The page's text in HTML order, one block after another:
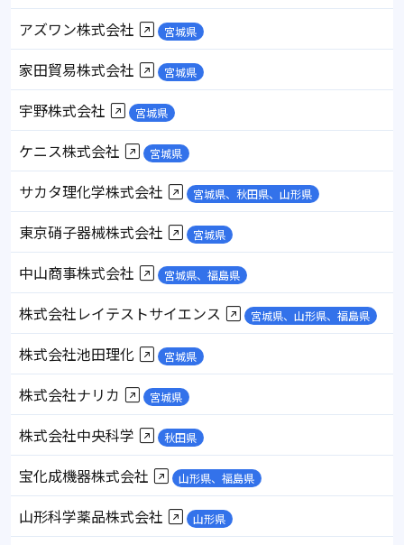
アズワン株式会社 宮城県
家田貿易株式会社 宮城県
宇野株式会社 宮城県
ケニス株式会社 宮城県
サカタ理化学株式会社 宮城県、秋田県、山形県
東京硝子器械株式会社 宮城県
中山商事株式会社 宮城県、福島県
株式会社レイテストサイエンス 宮城県、山形県、福島県
株式会社池田理化 宮城県
株式会社ナリカ 宮城県
株式会社中央科学 秋田県
宝化成機器株式会社 山形県、福島県
山形科学薬品株式会社 山形県